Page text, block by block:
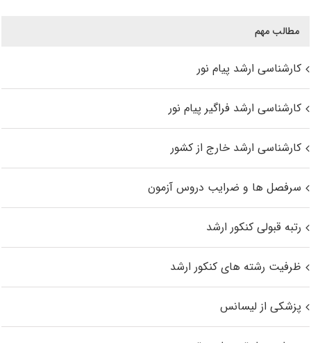
مطالب مهم
کارشناسی ارشد پیام نور
کارشناسی ارشد فراگیر پیام نور
کارشناسی ارشد خارج از کشور
سرفصل ها و ضرایب دروس آزمون
رتبه قبولی کنکور ارشد
ظرفیت رشته های کنکور ارشد
پزشکی از لیسانس